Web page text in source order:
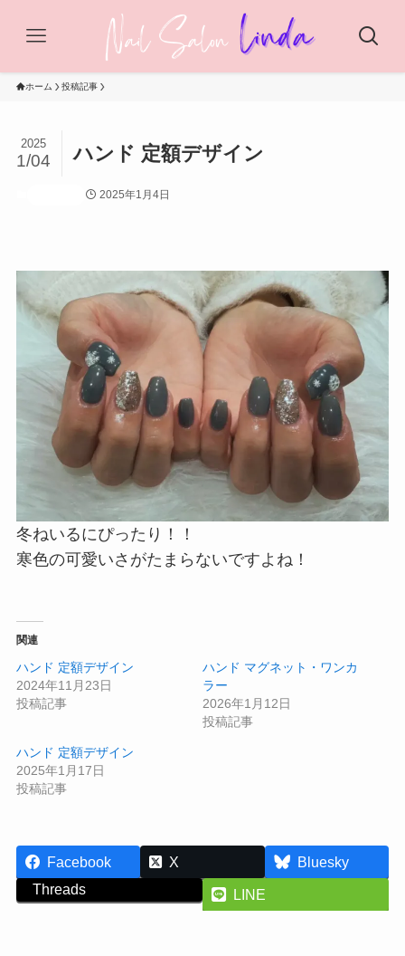
ホーム 投稿記事
ハンド 定額デザイン
2025
1/04
2025年1月4日
冬ねいるにぴったり！！
寒色の可愛いさがたまらないですよね！
関連
ハンド 定額デザイン
2024年11月23日
投稿記事
ハンド マグネット・ワンカ
ラー
2026年1月12日
投稿記事
ハンド 定額デザイン
2025年1月17日
投稿記事
Facebook X
Bluesky
Threads
LINE